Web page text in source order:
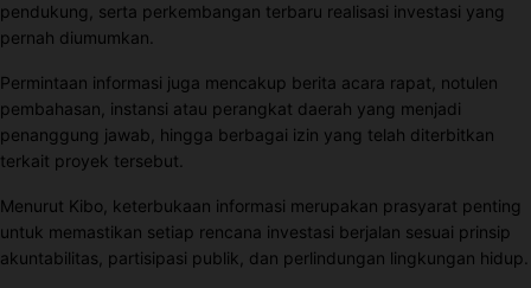
pendukung, serta perkembangan terbaru realisasi investasi yang
pernah diumumkan.
Permintaan informasi juga mencakup berita acara rapat, notulen
pembahasan, instansi atau perangkat daerah yang menjadi
penanggung jawab, hingga berbagai izin yang telah diterbitkan
terkait proyek tersebut.
Menurut Kibo, keterbukaan informasi merupakan prasyarat penting
untuk memastikan setiap rencana investasi berjalan sesuai prinsip
akuntabilitas, partisipasi publik, dan perlindungan lingkungan hidup.